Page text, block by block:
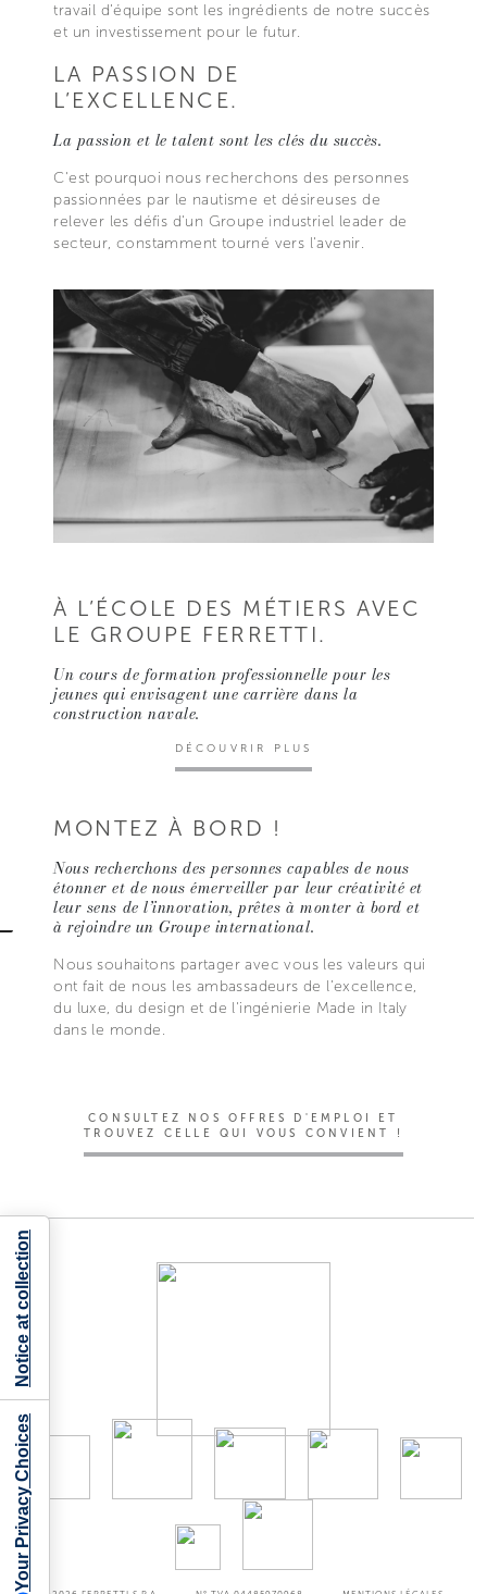
travail d’équipe sont les ingrédients de notre succès
et un investissement pour le futur.
LA PASSION DE
L’EXCELLENCE.
La passion et le talent sont les clés du succès.
C'est pourquoi nous recherchons des personnes
passionnées par le nautisme et désireuses de
relever les défis d'un Groupe industriel leader de
secteur, constamment tourné vers l'avenir.
À L’ÉCOLE DES MÉTIERS AVEC
LE GROUPE FERRETTI.
Un cours de formation professionnelle pour les
jeunes qui envisagent une carrière dans la
construction navale.
DÉCOUVRIR PLUS
MONTEZ À BORD !
Nous recherchons des personnes capables de nous
étonner et de nous émerveiller par leur créativité et
leur sens de l’innovation, prêtes à monter à bord et
à rejoindre un Groupe international.
Nous souhaitons partager avec vous les valeurs qui
ont fait de nous les ambassadeurs de l’excellence,
du luxe, du design et de l'ingénierie Made in Italy
dans le monde.
CONSULTEZ NOS OFFRES D'EMPLOI ET
TROUVEZ CELLE QUI VOUS CONVIENT !
Your Privacy Choices
Notice at collection